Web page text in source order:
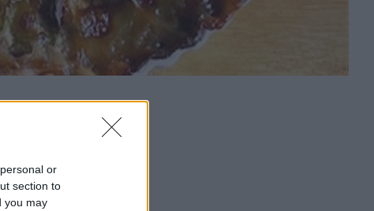
or
section to
you may